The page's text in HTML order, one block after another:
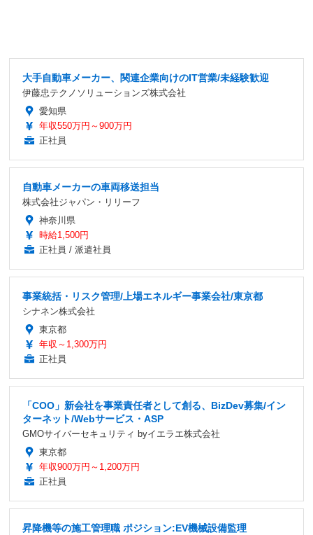
大手自動車メーカー、関連企業向けのIT営業/未経験歓迎
伊藤忠テクノソリューションズ株式会社
愛知県
年収550万円～900万円
正社員
自動車メーカーの車両移送担当
株式会社ジャパン・リリーフ
神奈川県
時給1,500円
正社員 / 派遣社員
事業統括・リスク管理/上場エネルギー事業会社/東京都
シナネン株式会社
東京都
年収～1,300万円
正社員
「COO」新会社を事業責任者として創る、BizDev募集/イン
ターネット/Webサービス・ASP
GMOサイバーセキュリティ byイエラエ株式会社
東京都
年収900万円～1,200万円
正社員
昇降機等の施工管理職 ポジション:EV機械設備監理